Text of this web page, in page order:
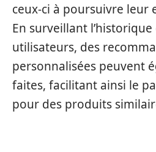
ceux-ci à poursuivre leur
En surveillant l’historique
utilisateurs, des
personnalisées peuvent
faites, facilitant ainsi le
pour des produits